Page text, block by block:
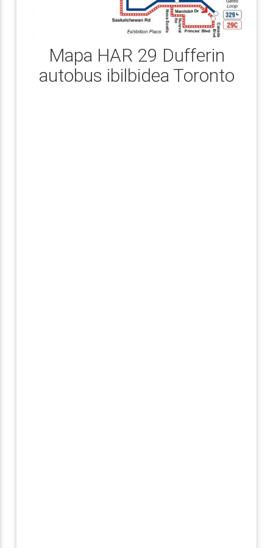
Mapa HAR 29 Dufferin
autobus ibilbidea Toronto